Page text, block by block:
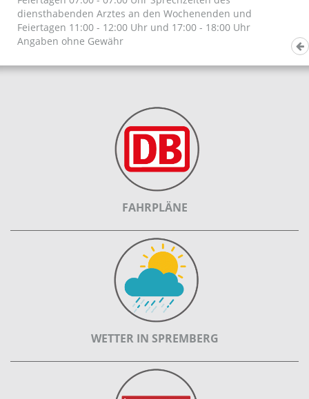
diensthabenden Arztes an den Wochenenden und
Feiertagen 11:00 - 12:00 Uhr und 17:00 - 18:00 Uhr
Angaben ohne Gewähr
FAHRPLÄNE
WETTER IN SPREMBERG